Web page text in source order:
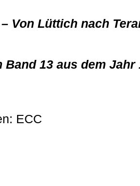
Von Lüttich nach
13 aus dem Jahr
ECC